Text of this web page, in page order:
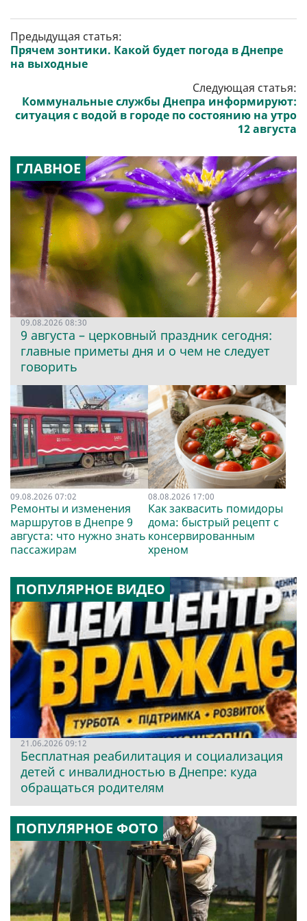
Предыдущая статья:
Прячем зонтики. Какой будет погода в Днепре
на выходные
Следующая статья:
Коммунальные службы Днепра информируют:
ситуация с водой в городе по состоянию на утро
12 августа
ГЛАВНОЕ
09.08.2026 08:30
9 августа – церковный праздник сегодня:
главные приметы дня и о чем не следует
говорить
09.08.2026 07:02
Ремонты и изменения
маршрутов в Днепре 9
августа: что нужно знать
пассажирам
08.08.2026 17:00
Как заквасить помидоры
дома: быстрый рецепт с
консервированным
хреном
ПОПУЛЯРНОЕ ВИДЕО
21.06.2026 09:12
Бесплатная реабилитация и социализация
детей с инвалидностью в Днепре: куда
обращаться родителям
ПОПУЛЯРНОЕ ФОТО